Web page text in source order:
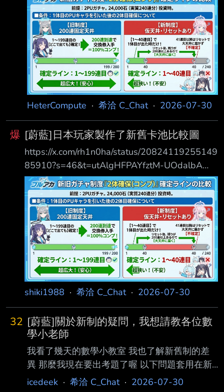
改變了這條完成路徑，也讓部分玩家面臨「同樣
的運 氣放在舊制可以雙收，新制卻少一隻」的
具體結果。因此，這次反彈未必來自玩家不懂期
望值，更可能是既有的抽卡策略失效，加上受損
案例帶來的懊惱遠比平均收益改善更有感 。
一、固定自付 200 抽，兩種制度差多少？ 以下
數字來自簡化模型。 玩家先抽其中一名 PU，取
得後立即切換到另一名 PU 池。單一當期 PU 機
HeterCompute · 希洽 C_Chat· 2026-07-30
爆 [蔚藍]日本玩家製作了新舊卡池比較圖
https://x.com/rh1n0ha/status/20824119255149
85910?s=46&t=utAlgHFPAYfztM-UOdalbA
https://i.imgur.com/YqoPbqk.png 這玩家想法基
本上跟我感受的差不多 你舊的凹一次200內中獎
跟 新的凹兩次100各50%機率中獎 人是受情緒
價值影響的不合理生物 就問你想不爽一次還是不
爽兩次? 後者就是很明顯變數更多還會不自覺的
拉高你的平均抽數 => 最終目的 改賣角色碎片 跟
製造石 的目的也很明顯是為了中高課長群
shiki1988 · 希洽 C_Chat· 2026-07-30
32 [蔚藍]關於新制的疑問，我想請教各位數
學小老師
我看了幾天的數學小教室 我也了解新舊制的差
異 那麼我現在要出考題了喔 以下問題套用在新
制上，請各位數學小老師可以解惑 案例一
icedeek · 希洽 C_Chat· 2026-07-30